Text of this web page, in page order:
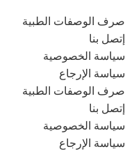
صرف الوصفات الطبية
إتصل بنا
سياسة الخصوصية
سياسة الإرجاع
صرف الوصفات الطبية
إتصل بنا
سياسة الخصوصية
سياسة الإرجاع